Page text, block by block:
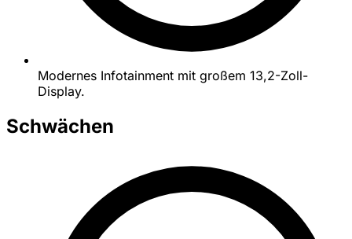
Modernes Infotainment mit großem 13,2-Zoll-
Display.
Schwächen